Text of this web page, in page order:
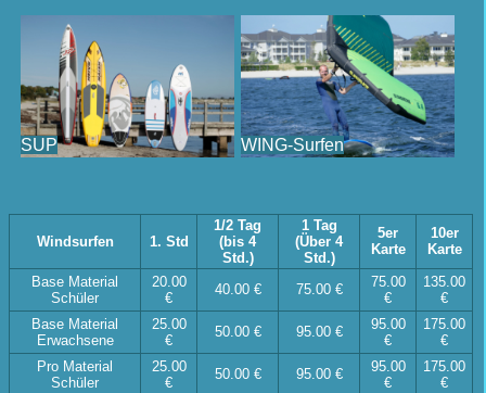
SUP WING-Surfen
Windsurfen 1. Std
1/2 Tag
(bis 4
Std.)
1 Tag
(Über 4
Std.)
5er
Karte
10er
Karte
Base Material
Schüler
20.00
€
40.00 € 75.00 €
75.00
€
135.00
€
Base Material
Erwachsene
25.00
€
50.00 € 95.00 €
95.00
€
175.00
€
Pro Material
Schüler
25.00
€
50.00 € 95.00 €
95.00
€
175.00
€